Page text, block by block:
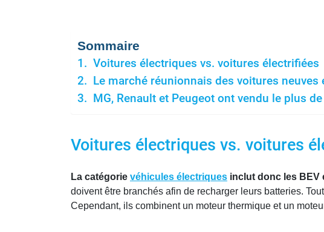
Sommaire
Voitures électriques vs. voitures électrifiées
Le marché réunionnais des voitures
MG, Renault et Peugeot ont vendu le plus
Voitures électriques vs. voitures
La catégorie véhicules électriques inclut donc les BEV
doivent être branchés afin de recharger leurs batteries.
Cependant, ils combinent un moteur thermique et un